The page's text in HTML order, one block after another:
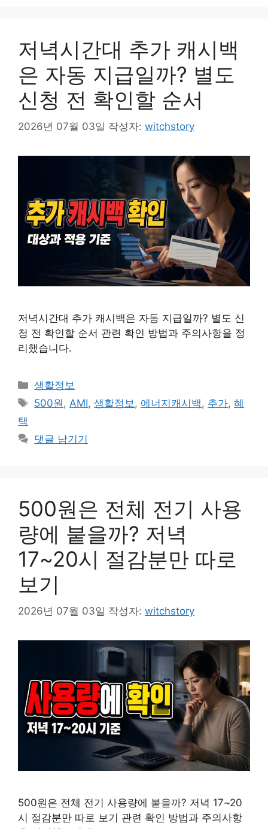
저녁시간대 추가 캐시백
은 자동 지급일까? 별도
신청 전 확인할 순서
2026년 07월 03일 작성자: witchstory
저녁시간대 추가 캐시백은 자동 지급일까? 별도 신
청 전 확인할 순서 관련 확인 방법과 주의사항을 정
리했습니다.
카
테
생활정보
태
500원,AMI,생활정보, 에너지캐시백, 추가,혜
택
댓글 남기기
500원은 전체 전기 사용
량에 붙을까? 저녁
17~20시 절감분만 따로
보기
2026년 07월 03일 작성자: witchstory
500원은 전체 전기 사용량에 붙을까? 저녁 17~20
시 절감분만 따로 보기 관련 확인 방법과 주의사항